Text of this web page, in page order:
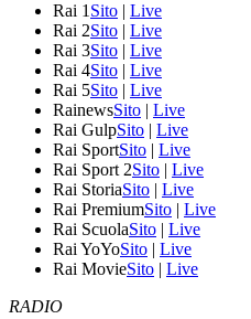
Rai 1 Sito | Live
Rai 2Sito | Live
Rai 3Sito | Live
Rai 4Sito | Live
Rai 5Sito | Live
RainewsSito | Live
Rai GulpSito | Live
Rai SportSito | Live
Rai Sport 2Sito | Live
Rai StoriaSito | Live
Rai PremiumSito | Live
Rai ScuolaSito | Live
Rai YoYoSito | Live
Rai MovieSito | Live
RADIO